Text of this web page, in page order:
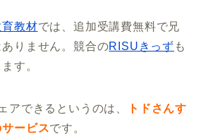
教材では、追加受講費無料で兄
りません。競合のRISUきっず も
す。
アできるというのは、
トドさんす
ービスです。